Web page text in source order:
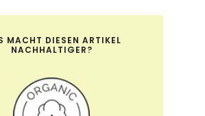
MACHT DIESEN ARTIKEL
NACHHALTIGER?